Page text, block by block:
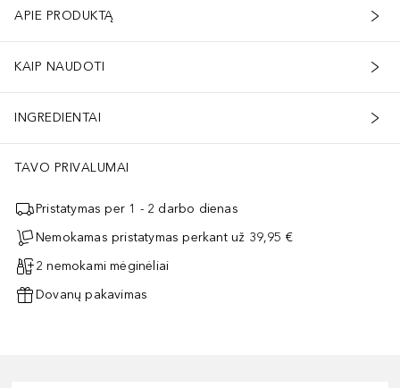
APIE PRODUKTĄ
KAIP NAUDOTI
INGREDIENTAI
TAVO PRIVALUMAI
Pristatymas per 1 - 2 darbo dienas
Nemokamas pristatymas perkant už 39,95 €
2 nemokami mėginėliai
Dovanų pakavimas